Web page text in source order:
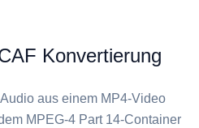
Konvertierung
aus einem ⁦MP4⁩-Video
MPEG-4 Part 14-Container